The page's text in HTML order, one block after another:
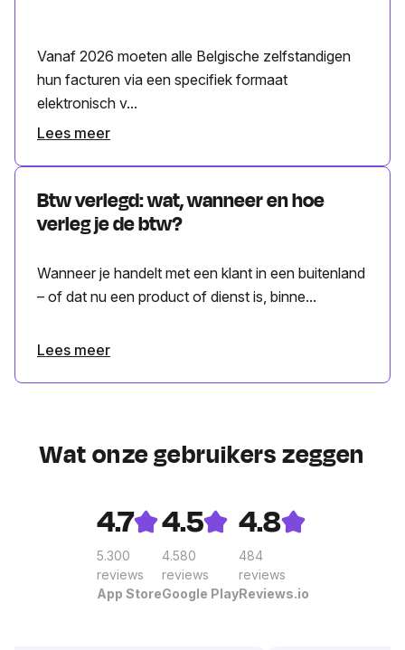
Vanaf 2026 moeten alle Belgische zelfstandigen
hun facturen via een specifiek formaat
elektronisch v...
Lees meer
Btw verlegd: wat, wanneer en hoe
verleg je de btw?
Wanneer je handelt met een klant in een buitenland
– of dat nu een product of dienst is, binne...
Lees meer
Wat onze gebruikers zeggen
4.7
5.300
reviews
App Store
4.5
4.580
reviews
Google Play
4.8
484
reviews
Reviews.io